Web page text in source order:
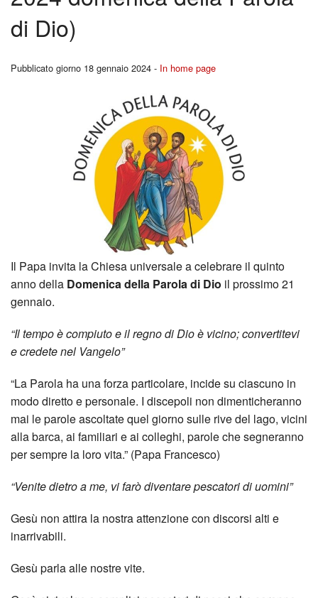
Canale YouTutube
Rubriche
di Dio)
Pubblicato giorno 18 gennaio 2024 - In home page
Il Papa invita la Chiesa universale a celebrare il quinto
anno della Domenica della Parola di Dio il prossimo 21
gennaio.
“Il tempo è compiuto e il regno di Dio è vicino; convertitevi
e credete nel Vangelo”
“La Parola ha una forza particolare, incide su ciascuno in
modo diretto e personale. I discepoli non dimenticheranno
mai le parole ascoltate quel giorno sulle rive del lago, vicini
alla barca, ai familiari e ai colleghi, parole che segneranno
per sempre la loro vita.” (Papa Francesco)
“Venite dietro a me, vi farò diventare pescatori di uomini”
Gesù non attira la nostra attenzione con discorsi alti e
inarrivabili.
Gesù parla alle nostre vite.